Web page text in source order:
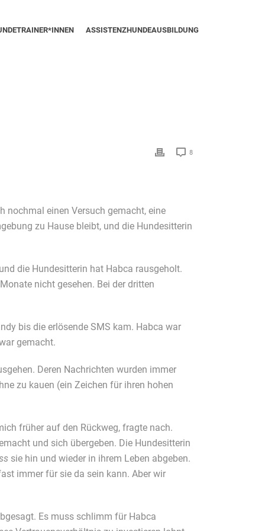
ASSISTENZHUNDEAUSBILDUNG
8
nochmal einen Versuch gemacht, eine
zu Hause bleibt, und die Hundesitterin
die Hundesitterin hat Habca rausgeholt.
nicht gesehen. Bei der dritten
bis die erlösende SMS kam. Habca war
gemacht.
Deren Nachrichten wurden immer
zu kauen (ein Zeichen für ihren hohen
früher auf den Rückweg, fragte nach.
und sich übergeben. Die Hundesitterin
sie hin und wieder in ihrem Leben abgeben.
immer für sie da sein kann. Aber wir
Es muss schlimm für Habca